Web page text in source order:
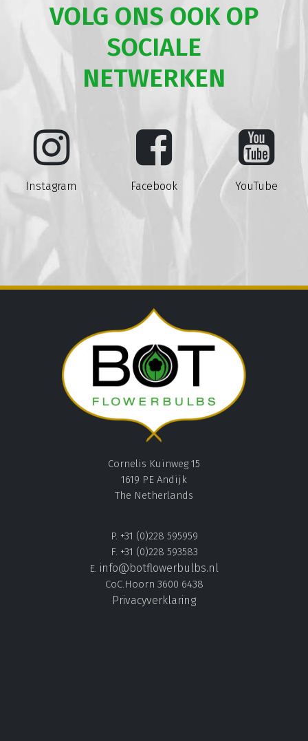
VOLG ONS OOK OP
SOCIALE
NETWERKEN
Instagram Facebook YouTube
Cornelis Kuinweg 15
1619 PE Andijk
The Netherlands
P. +31 (0)228 595959
F. +31 (0)228 593583
E. info@botflowerbulbs.nl
CoC.Hoorn 3600 6438
Privacyverklaring